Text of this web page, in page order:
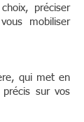
préciser
mobiliser
qui met en
sur vos